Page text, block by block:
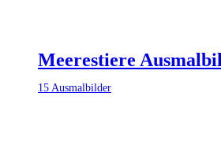
Meerestiere
15 Ausmalbilder